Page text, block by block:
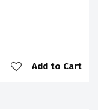
Add to Cart